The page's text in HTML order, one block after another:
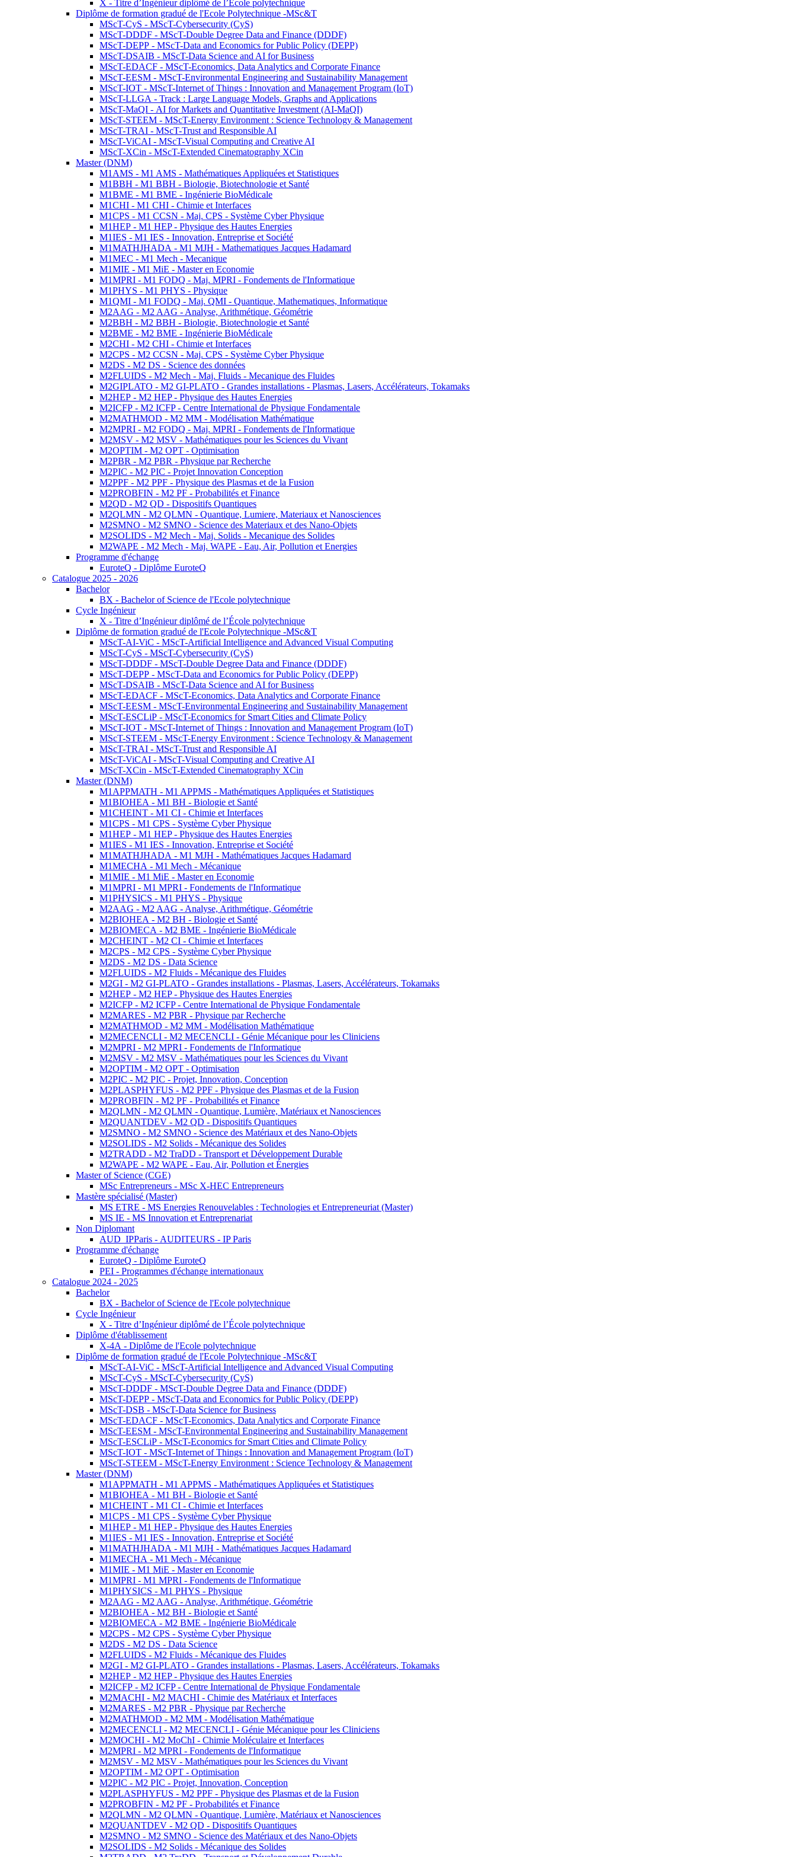
X - Titre d’Ingénieur diplômé de l’École polytechnique
Diplôme de formation gradué de l'Ecole Polytechnique -MSc&T
MScT-CyS - MScT-Cybersecurity (CyS)
MScT-DDDF - MScT-Double Degree Data and Finance (DDDF)
MScT-DEPP - MScT-Data and Economics for Public Policy (DEPP)
MScT-DSAIB - MScT-Data Science and AI for Business
MScT-EDACF - MScT-Economics, Data Analytics and Corporate Finance
MScT-EESM - MScT-Environmental Engineering and Sustainability Management
MScT-IOT - MScT-Internet of Things : Innovation and Management Program (IoT)
MScT-LLGA - Track : Large Language Models, Graphs and Applications
MScT-MaQI - AI for Markets and Quantitative Investment (AI-MaQI)
MScT-STEEM - MScT-Energy Environment : Science Technology & Management
MScT-TRAI - MScT-Trust and Responsible AI
MScT-ViCAI - MScT-Visual Computing and Creative AI
MScT-XCin - MScT-Extended Cinematography XCin
Master (DNM)
M1AMS - M1 AMS - Mathématiques Appliquées et Statistiques
M1BBH - M1 BBH - Biologie, Biotechnologie et Santé
M1BME - M1 BME - Ingénierie BioMédicale
M1CHI - M1 CHI - Chimie et Interfaces
M1CPS - M1 CCSN - Maj. CPS - Système Cyber Physique
M1HEP - M1 HEP - Physique des Hautes Energies
M1IES - M1 IES - Innovation, Entreprise et Société
M1MATHJHADA - M1 MJH - Mathematiques Jacques Hadamard
M1MEC - M1 Mech - Mecanique
M1MIE - M1 MiE - Master en Economie
M1MPRI - M1 FODQ - Maj. MPRI - Fondements de l'Informatique
M1PHYS - M1 PHYS - Physique
M1QMI - M1 FODQ - Maj. QMI - Quantique, Mathematiques, Informatique
M2AAG - M2 AAG - Analyse, Arithmétique, Géométrie
M2BBH - M2 BBH - Biologie, Biotechnologie et Santé
M2BME - M2 BME - Ingénierie BioMédicale
M2CHI - M2 CHI - Chimie et Interfaces
M2CPS - M2 CCSN - Maj. CPS - Système Cyber Physique
M2DS - M2 DS - Science des données
M2FLUIDS - M2 Mech - Maj. Fluids - Mecanique des Fluides
M2GIPLATO - M2 GI-PLATO - Grandes installations - Plasmas, Lasers, Accélérateurs, Tokamaks
M2HEP - M2 HEP - Physique des Hautes Energies
M2ICFP - M2 ICFP - Centre International de Physique Fondamentale
M2MATHMOD - M2 MM - Modélisation Mathématique
M2MPRI - M2 FODQ - Maj. MPRI - Fondements de l'Informatique
M2MSV - M2 MSV - Mathématiques pour les Sciences du Vivant
M2OPTIM - M2 OPT - Optimisation
M2PBR - M2 PBR - Physique par Recherche
M2PIC - M2 PIC - Projet Innovation Conception
M2PPF - M2 PPF - Physique des Plasmas et de la Fusion
M2PROBFIN - M2 PF - Probabilités et Finance
M2QD - M2 QD - Dispositifs Quantiques
M2QLMN - M2 QLMN - Quantique, Lumiere, Materiaux et Nanosciences
M2SMNO - M2 SMNO - Science des Materiaux et des Nano-Objets
M2SOLIDS - M2 Mech - Maj. Solids - Mecanique des Solides
M2WAPE - M2 Mech - Maj. WAPE - Eau, Air, Pollution et Energies
Programme d'échange
EuroteQ - Diplôme EuroteQ
Catalogue 2025 - 2026
Bachelor
BX - Bachelor of Science de l'Ecole polytechnique
Cycle Ingénieur
X - Titre d’Ingénieur diplômé de l’École polytechnique
Diplôme de formation gradué de l'Ecole Polytechnique -MSc&T
MScT-AI-ViC - MScT-Artificial Intelligence and Advanced Visual Computing
MScT-CyS - MScT-Cybersecurity (CyS)
MScT-DDDF - MScT-Double Degree Data and Finance (DDDF)
MScT-DEPP - MScT-Data and Economics for Public Policy (DEPP)
MScT-DSAIB - MScT-Data Science and AI for Business
MScT-EDACF - MScT-Economics, Data Analytics and Corporate Finance
MScT-EESM - MScT-Environmental Engineering and Sustainability Management
MScT-ESCLiP - MScT-Economics for Smart Cities and Climate Policy
MScT-IOT - MScT-Internet of Things : Innovation and Management Program (IoT)
MScT-STEEM - MScT-Energy Environment : Science Technology & Management
MScT-TRAI - MScT-Trust and Responsible AI
MScT-ViCAI - MScT-Visual Computing and Creative AI
MScT-XCin - MScT-Extended Cinematography XCin
Master (DNM)
M1APPMATH - M1 APPMS - Mathématiques Appliquées et Statistiques
M1BIOHEA - M1 BH - Biologie et Santé
M1CHEINT - M1 CI - Chimie et Interfaces
M1CPS - M1 CPS - Système Cyber Physique
M1HEP - M1 HEP - Physique des Hautes Energies
M1IES - M1 IES - Innovation, Entreprise et Société
M1MATHJHADA - M1 MJH - Mathématiques Jacques Hadamard
M1MECHA - M1 Mech - Mécanique
M1MIE - M1 MiE - Master en Economie
M1MPRI - M1 MPRI - Fondements de l'Informatique
M1PHYSICS - M1 PHYS - Physique
M2AAG - M2 AAG - Analyse, Arithmétique, Géométrie
M2BIOHEA - M2 BH - Biologie et Santé
M2BIOMECA - M2 BME - Ingénierie BioMédicale
M2CHEINT - M2 CI - Chimie et Interfaces
M2CPS - M2 CPS - Système Cyber Physique
M2DS - M2 DS - Data Science
M2FLUIDS - M2 Fluids - Mécanique des Fluides
M2GI - M2 GI-PLATO - Grandes installations - Plasmas, Lasers, Accélérateurs, Tokamaks
M2HEP - M2 HEP - Physique des Hautes Energies
M2ICFP - M2 ICFP - Centre International de Physique Fondamentale
M2MARES - M2 PBR - Physique par Recherche
M2MATHMOD - M2 MM - Modélisation Mathématique
M2MECENCLI - M2 MECENCLI - Génie Mécanique pour les Cliniciens
M2MPRI - M2 MPRI - Fondements de l'Informatique
M2MSV - M2 MSV - Mathématiques pour les Sciences du Vivant
M2OPTIM - M2 OPT - Optimisation
M2PIC - M2 PIC - Projet, Innovation, Conception
M2PLASPHYFUS - M2 PPF - Physique des Plasmas et de la Fusion
M2PROBFIN - M2 PF - Probabilités et Finance
M2QLMN - M2 QLMN - Quantique, Lumière, Matériaux et Nanosciences
M2QUANTDEV - M2 QD - Dispositifs Quantiques
M2SMNO - M2 SMNO - Science des Matériaux et des Nano-Objets
M2SOLIDS - M2 Solids - Mécanique des Solides
M2TRADD - M2 TraDD - Transport et Développement Durable
M2WAPE - M2 WAPE - Eau, Air, Pollution et Énergies
Master of Science (CGE)
MSc Entrepreneurs - MSc X-HEC Entrepreneurs
Mastère spécialisé (Master)
MS ETRE - MS Energies Renouvelables : Technologies et Entrepreneuriat (Master)
MS IE - MS Innovation et Entreprenariat
Non Diplomant
AUD_IPParis - AUDITEURS - IP Paris
Programme d'échange
EuroteQ - Diplôme EuroteQ
PEI - Programmes d'échange internationaux
Catalogue 2024 - 2025
Bachelor
BX - Bachelor of Science de l'Ecole polytechnique
Cycle Ingénieur
X - Titre d’Ingénieur diplômé de l’École polytechnique
Diplôme d'établissement
X-4A - Diplôme de l'Ecole polytechnique
Diplôme de formation gradué de l'Ecole Polytechnique -MSc&T
MScT-AI-ViC - MScT-Artificial Intelligence and Advanced Visual Computing
MScT-CyS - MScT-Cybersecurity (CyS)
MScT-DDDF - MScT-Double Degree Data and Finance (DDDF)
MScT-DEPP - MScT-Data and Economics for Public Policy (DEPP)
MScT-DSB - MScT-Data Science for Business
MScT-EDACF - MScT-Economics, Data Analytics and Corporate Finance
MScT-EESM - MScT-Environmental Engineering and Sustainability Management
MScT-ESCLiP - MScT-Economics for Smart Cities and Climate Policy
MScT-IOT - MScT-Internet of Things : Innovation and Management Program (IoT)
MScT-STEEM - MScT-Energy Environment : Science Technology & Management
Master (DNM)
M1APPMATH - M1 APPMS - Mathématiques Appliquées et Statistiques
M1BIOHEA - M1 BH - Biologie et Santé
M1CHEINT - M1 CI - Chimie et Interfaces
M1CPS - M1 CPS - Système Cyber Physique
M1HEP - M1 HEP - Physique des Hautes Energies
M1IES - M1 IES - Innovation, Entreprise et Société
M1MATHJHADA - M1 MJH - Mathématiques Jacques Hadamard
M1MECHA - M1 Mech - Mécanique
M1MIE - M1 MiE - Master en Economie
M1MPRI - M1 MPRI - Fondements de l'Informatique
M1PHYSICS - M1 PHYS - Physique
M2AAG - M2 AAG - Analyse, Arithmétique, Géométrie
M2BIOHEA - M2 BH - Biologie et Santé
M2BIOMECA - M2 BME - Ingénierie BioMédicale
M2CPS - M2 CPS - Système Cyber Physique
M2DS - M2 DS - Data Science
M2FLUIDS - M2 Fluids - Mécanique des Fluides
M2GI - M2 GI-PLATO - Grandes installations - Plasmas, Lasers, Accélérateurs, Tokamaks
M2HEP - M2 HEP - Physique des Hautes Energies
M2ICFP - M2 ICFP - Centre International de Physique Fondamentale
M2MACHI - M2 MACHI - Chimie des Matériaux et Interfaces
M2MARES - M2 PBR - Physique par Recherche
M2MATHMOD - M2 MM - Modélisation Mathématique
M2MECENCLI - M2 MECENCLI - Génie Mécanique pour les Cliniciens
M2MOCHI - M2 MoChI - Chimie Moléculaire et Interfaces
M2MPRI - M2 MPRI - Fondements de l'Informatique
M2MSV - M2 MSV - Mathématiques pour les Sciences du Vivant
M2OPTIM - M2 OPT - Optimisation
M2PIC - M2 PIC - Projet, Innovation, Conception
M2PLASPHYFUS - M2 PPF - Physique des Plasmas et de la Fusion
M2PROBFIN - M2 PF - Probabilités et Finance
M2QLMN - M2 QLMN - Quantique, Lumière, Matériaux et Nanosciences
M2QUANTDEV - M2 QD - Dispositifs Quantiques
M2SMNO - M2 SMNO - Science des Matériaux et des Nano-Objets
M2SOLIDS - M2 Solids - Mécanique des Solides